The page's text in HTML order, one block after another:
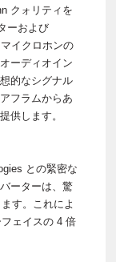
クォリティを
ーおよび
イクロホンの
ーディオイン
的なシグナル
フラムからあ
供します。
との緊密な
ーターは、驚
す。これによ
ェイスの 4 倍